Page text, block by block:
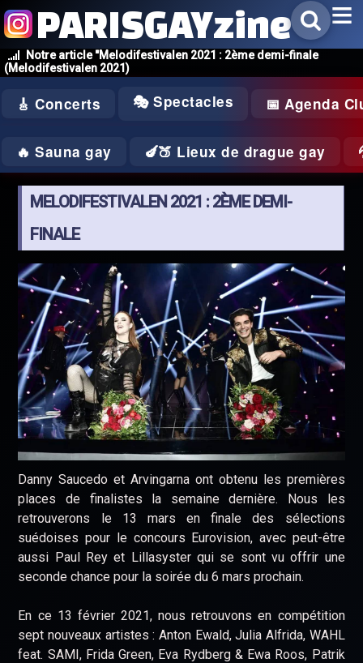
Notre article "Melodifestivalen 2021 : 2ème demi-finale
(Melodifestivalen 2021)
PARISGAYzine
🎸 Concerts 🎭 Spectacles 📅 Agenda
🔥 Sauna gay 🍆🍑 Lieux de drague gay
MELODIFESTIVALEN 2021 : 2ÈME DEMI-
FINALE
Danny Saucedo et Arvingarna ont obtenu les premières
places de finalistes la semaine dernière. Nous les
retrouverons le 13 mars en finale des sélections
suédoises pour le concours Eurovision, avec peut-être
aussi Paul Rey et Lillasyster qui se sont vu offrir une
seconde chance pour la soirée du 6 mars prochain.
En ce 13 février 2021, nous retrouvons en compétition
sept nouveaux artistes : Anton Ewald, Julia Alfrida, WAHL
feat. SAMI, Frida Green, Eva Rydberg & Ewa Roos, Patrik